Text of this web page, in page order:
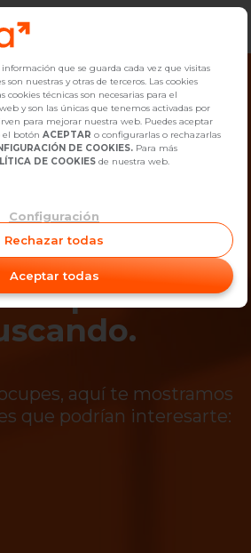
Inmuebles
Ya no está
el
que estás
aquí te mostramos
que podrían interesarte:
que se guarda cada vez que visitas
son nuestras y otras de terceros. Las cookies
cookies técnicas son necesarias para el
y son las únicas que tenemos activadas por
para mejorar nuestra web. Puedes aceptar
el botón ACEPTAR o configurarlas o rechazarlas
DE COOKIES. Para más
DE COOKIES de nuestra web.
Configuración
Rechazar todas
Aceptar todas